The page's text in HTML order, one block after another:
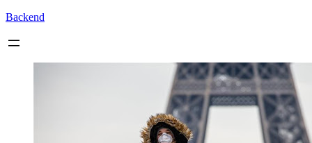
Backend